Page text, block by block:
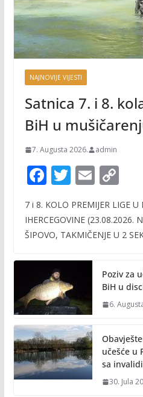
NAJNOVIJE VIJESTI
Satnica 7. i 8.
BiH u
7. Augusta 2026. admin
F
e
b
o
k
T
itt
er
E
ai
l
C
p
y
n
k
7 i 8. KOLO PREMIJER LIGE U
IHERCEGOVINE (23.08.2026.
ŠIPOVO, TAKMIČENJE U 2
Poziv za
BiH u
6.
učešće u
sa
30. Jula